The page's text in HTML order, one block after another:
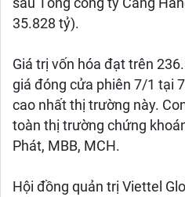
sau Tổng công ty Cảng
35.828 tỷ).
Giá trị vốn hóa đạt trên
giá đóng cửa phiên 7/1 tại
cao nhất thị trường này.
toàn thị trường chứng
Phát, MBB, MCH.
Hội đồng quản trị Viettel